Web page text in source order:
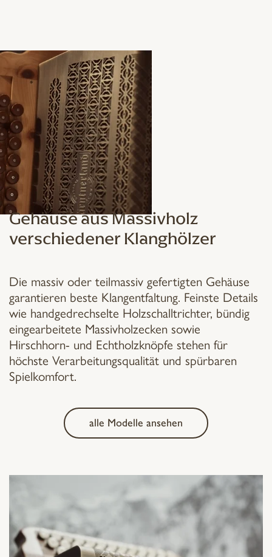
Gehäuse aus Massivholz
verschiedener Klanghölzer
Die massiv oder teilmassiv gefertigten Gehäuse
garantieren beste Klangentfaltung. Feinste Details
wie handgedrechselte Holzschalltrichter, bündig
eingearbeitete Massivholzecken sowie
Hirschhorn- und Echtholzknöpfe stehen für
höchste Verarbeitungsqualität und spürbaren
Spielkomfort.
alle Modelle ansehen